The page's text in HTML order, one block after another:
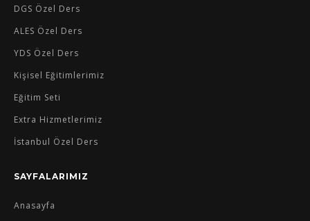
DGS Özel Ders
ALES Özel Ders
YDS Özel Ders
Kişisel Eğitimlerimiz
Eğitim Seti
Extra Hizmetlerimiz
İstanbul Özel Ders
SAYFALARIMIZ
Anasayfa